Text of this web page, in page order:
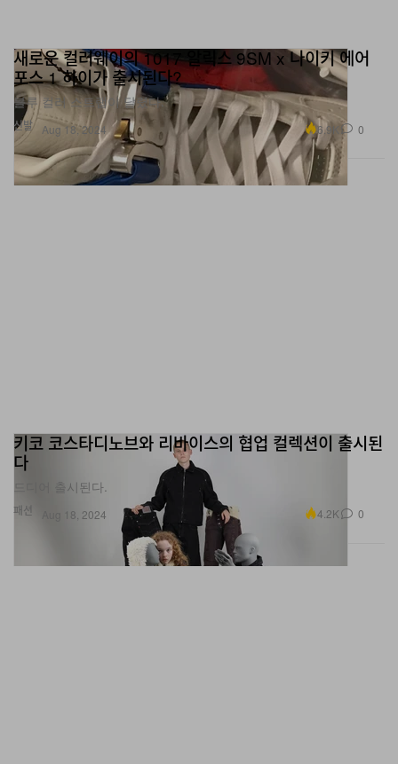
신발
새로운 컬러웨이의 1017 알릭스 9SM x 나이키 에어
포스 1 하이가 출시된다?
블루 컬러 스트랩이 달렸다.
Aug 18, 2024 6.9K 0
패션
키코 코스타디노브와 리바이스의 협업 컬렉션이 출시된
다
드디어 출시된다.
Aug 18, 2024 4.2K 0